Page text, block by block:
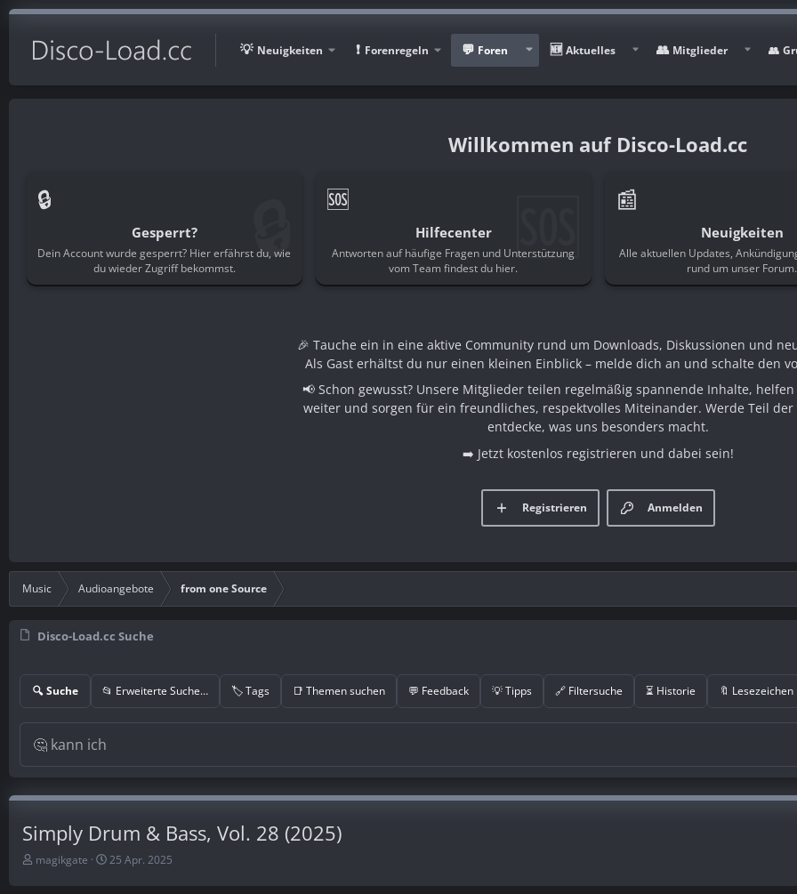
Neuigkeiten Forenregeln Foren Aktuelles Mitglieder
Disco-Load.cc
🔒
Gesperrt?
Dein Account wurde gesperrt? Hier erfährst du, wie
du wieder Zugriff bekommst.
🔒 🆘
Hilfecenter
Antworten auf häufige Fragen und Unterstützung
vom Team findest du hier.🆘 📰
Neuigkeiten
Alle aktuellen Updates,
rund um unser Forum.
🎉 Tauche ein in eine aktive Community rund um Downloads, Diskussionen und
Als Gast erhältst du nur einen kleinen Einblick – melde dich an und schalte den
📢 Schon gewusst? Unsere Mitglieder teilen regelmäßig spannende Inhalte,
weiter und sorgen für ein freundliches, respektvolles Miteinander. Werde Teil
entdecke, was uns besonders macht.
➡️ Jetzt kostenlos registrieren und dabei sein!
Anmelden
Registrieren
Music Audioangebote from one Source
Disco-Load.cc Suche
🔍 Suche 📂 Erweiterte Suche… 🏷️ Tags 📑 Themen suchen 💬 Feedback 💡 Tipps 🔗 Filtersuche ⏳ Historie 🔖 Lesezeichen
Simply Drum & Bass, Vol. 28 (2025)
E
magikgate
E
25 Apr. 2025